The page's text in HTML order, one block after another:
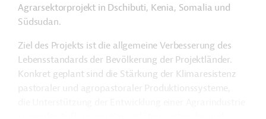
Agrarsektorprojekt in Dschibuti, Kenia, Somalia und
Südsudan.
Ziel des Projekts ist die allgemeine Verbesserung des
Lebensstandards der Bevölkerung der Projektländer.
Konkret geplant sind die Stärkung der Klimaresistenz
pastoraler und agropastoraler Produktionssysteme,